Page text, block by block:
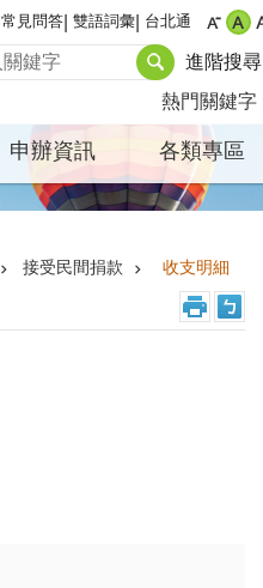
常見問答 雙語詞彙 台北通
進階搜尋
熱門關鍵字
申辦資訊 各類專區
接受民間捐款 收支明細